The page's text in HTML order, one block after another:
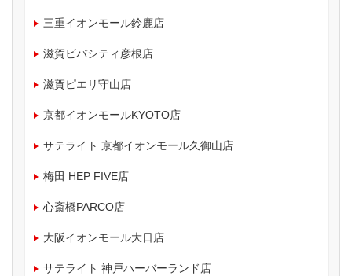
三重イオンモール鈴鹿店
滋賀ビバシティ彦根店
滋賀ピエリ守山店
京都イオンモールKYOTO店
サテライト 京都イオンモール久御山店
梅田 HEP FIVE店
心斎橋PARCO店
大阪イオンモール大日店
サテライト 神戸ハーバーランド店